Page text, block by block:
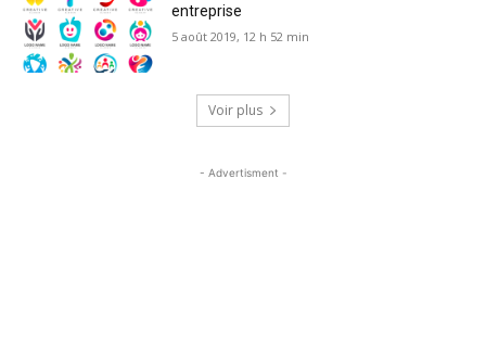
entreprise
5 août 2019, 12 h 52 min
Voir plus
- Advertisment -